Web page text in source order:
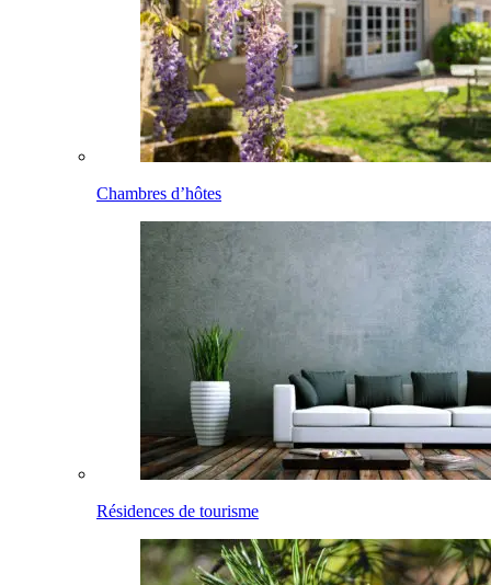
Chambres d’hôtes
Résidences de tourisme